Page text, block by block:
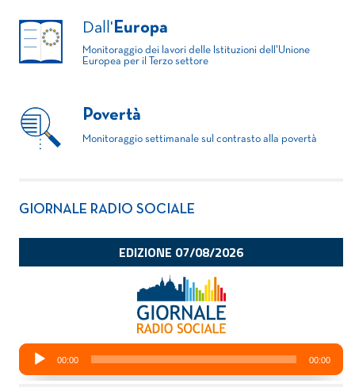
Dall' Europa
Monitoraggio dei lavori delle Istituzioni dell'Unione
Europea per il Terzo settore
Povertà
Monitoraggio settimanale sul contrasto alla povertà
GIORNALE RADIO SOCIALE